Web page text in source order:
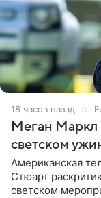
18 часов назад
Меган Маркл
светском
Американская
Стюарт
светском